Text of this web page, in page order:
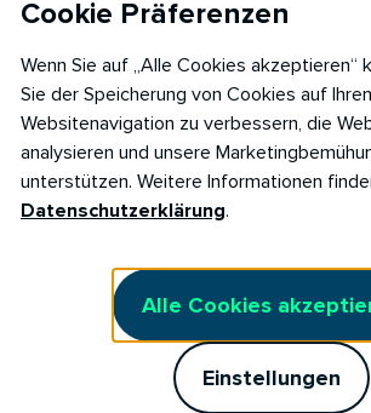
Copyright © 2026
RABOT Energy DE GmbH
Hopfenmarkt 33,
Cookie Präferenzen
Wenn Sie auf „Alle Cookies akzeptieren“
Sie der Speicherung von Cookies auf
Websitenavigation zu verbessern, die
analysieren und unsere
unterstützen. Weitere Informationen
Datenschutzerklärung.
Alle Cookies
Einstellungen